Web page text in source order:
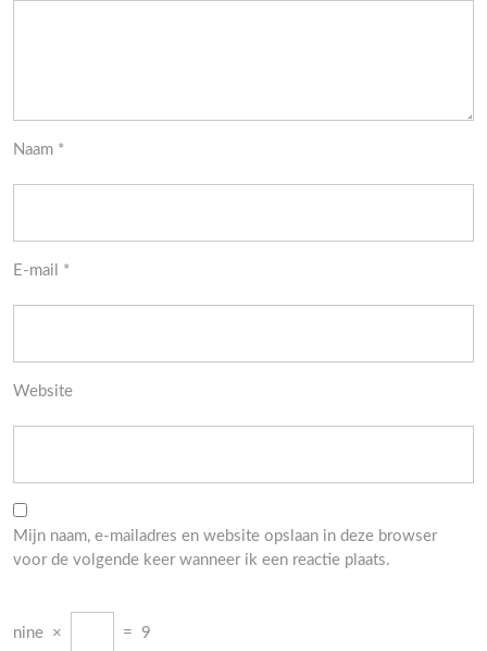
Naam *
E-mail *
Website
Mijn naam, e-mailadres en website opslaan in deze browser
voor de volgende keer wanneer ik een reactie plaats.
nine × = 9